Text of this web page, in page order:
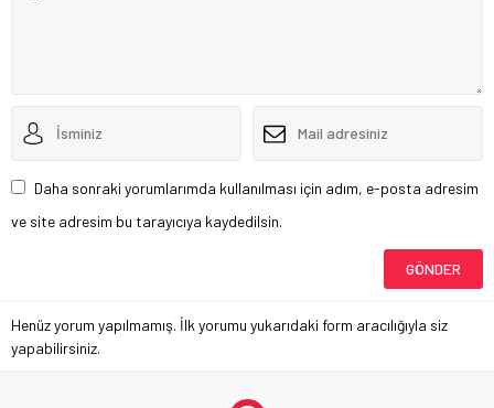
Daha sonraki yorumlarımda kullanılması için adım, e-posta adresim
ve site adresim bu tarayıcıya kaydedilsin.
Henüz yorum yapılmamış. İlk yorumu yukarıdaki form aracılığıyla siz
yapabilirsiniz.